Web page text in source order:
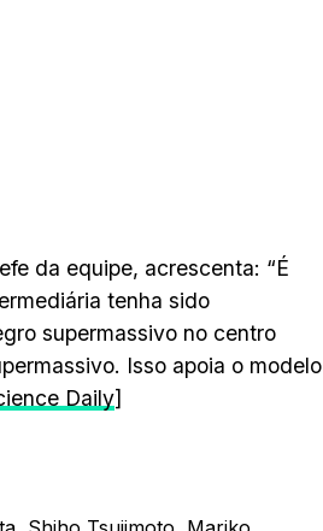
da equipe, acrescenta: “É
tenha sido
supermassivo no centro
Isso apoia o modelo
Daily]